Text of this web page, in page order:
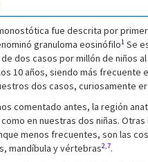
fue descrita por
granuloma eosinófilo1 Se
dos casos por millón de niños al
10 años, siendo más frecuente
dos casos, curiosamente
comentado antes, la región
en nuestras dos niñas.
menos frecuentes, son las
mandíbula y vértebras2,7.